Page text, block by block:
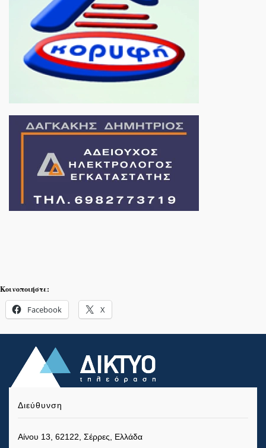
Κοινοποιήστε:
Facebook X
Διεύθυνση
Αίνου 13, 62122, Σέρρες, Ελλάδα